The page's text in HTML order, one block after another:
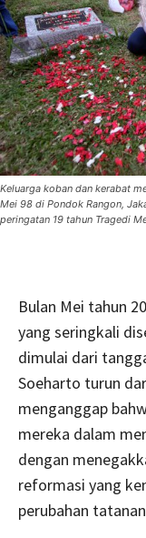
Keluarga koban dan kerabat
Mei 98 di Pondok Rangon,
peringatan 19 tahun Tragedi
Bulan Mei tahun
yang seringkali
dimulai dari
Soeharto turun
menganggap
mereka dalam
dengan
reformasi yang
perubahan